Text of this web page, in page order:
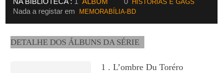
HISTÓRIAS E GAGS
Nada a registar em MEMORABÍLIA-BD
DETALHE DOS ÁLBUNS DA SÉRIE
1 . L’ombre Du Toréro